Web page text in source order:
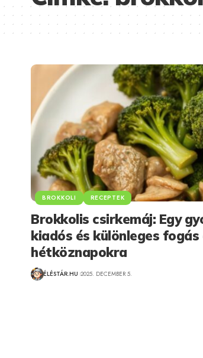
BROKKOLI RECEPTEK
Brokkolis csirkemáj: Egy
kiadós és különleges fogás
hétköznapokra
ÉLÉSTÁR.HU 2025. DECEMBER 5.